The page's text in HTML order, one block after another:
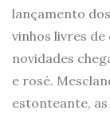
lançamento
vinhos livres
novidades
e rosé.
estonteante,